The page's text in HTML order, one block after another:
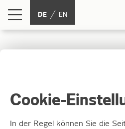
DE EN
Zahlen für
Ausblick auf
Cookie-
In der Regel können Sie die